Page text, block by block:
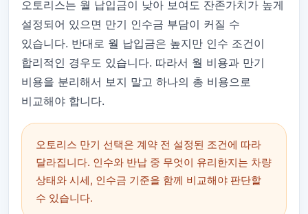
오토리스는 월 납입금이 낮아 보여도 잔존가치가 높게
설정되어 있으면 만기 인수금 부담이 커질 수
있습니다. 반대로 월 납입금은 높지만 인수 조건이
합리적인 경우도 있습니다. 따라서 월 비용과 만기
비용을 분리해서 보지 말고 하나의 총 비용으로
비교해야 합니다.
오토리스 만기 선택은 계약 전 설정된 조건에 따라
달라집니다. 인수와 반납 중 무엇이 유리한지는 차량
상태와 시세, 인수금 기준을 함께 비교해야 판단할
수 있습니다.